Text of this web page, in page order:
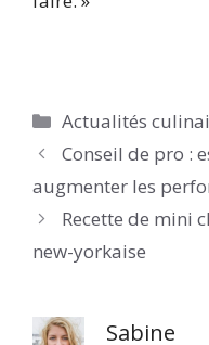
Catégories
Actualités
Conseil de pro :
augmenter les
Recette de mini
new-yorkaise
Sabine